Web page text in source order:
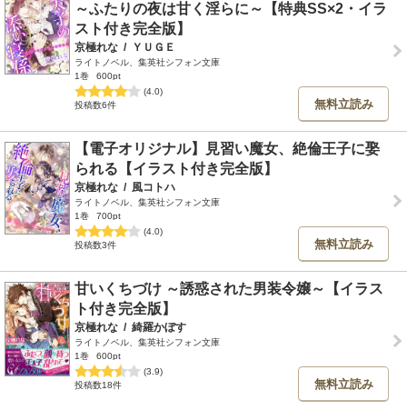
～ふたりの夜は甘く淫らに～【特典SS×2・イラ
スト付き完全版】
京極れな / ＹＵＧＥ
ライトノベル、集英社シフォン文庫
1巻
600pt
(4.0)
投稿数6件
無料立読み
【電子オリジナル】見習い魔女、絶倫王子に娶
られる【イラスト付き完全版】
京極れな / 風コトハ
ライトノベル、集英社シフォン文庫
1巻
700pt
(4.0)
投稿数3件
無料立読み
甘いくちづけ ～誘惑された男装令嬢～【イラス
ト付き完全版】
京極れな / 綺羅かぼす
ライトノベル、集英社シフォン文庫
1巻
600pt
(3.9)
投稿数18件
無料立読み